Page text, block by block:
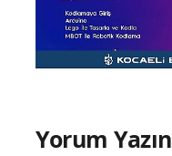
Yorum Yazın